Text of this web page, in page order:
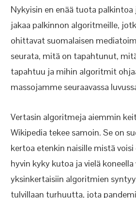
Nykyisin en enää tuota palkintoa
jakaa palkinnon algoritmeille,
ohittavat suomalaisen
seurata, mitä on tapahtunut,
tapahtuu ja mihin algoritmit
massojamme seuraavassa
Vertasin algoritmeja aiemmin
Wikipedia tekee samoin. Se on
kertoa etenkin naisille mistä
hyvin kyky kutoa ja vielä koneella
yksinkertaisiin algoritmien
tulvillaan turhuutta, jota